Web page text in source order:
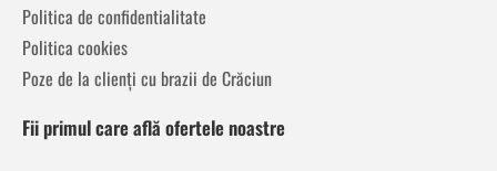
Politica de confidentialitate
Politica cookies
Poze de la clienți cu brazii de Crăciun
Fii primul care află ofertele noastre